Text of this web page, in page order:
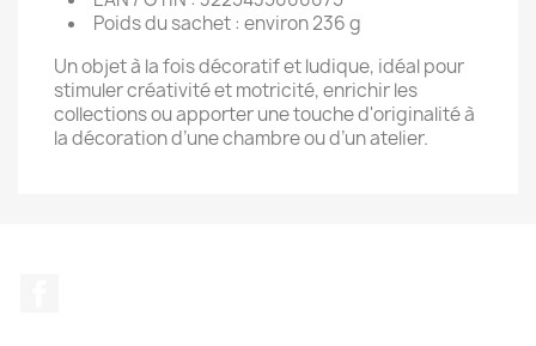
Poids du sachet : environ 236 g
Un objet à la fois décoratif et ludique, idéal pour
stimuler créativité et motricité, enrichir les
collections ou apporter une touche d'originalité à
la décoration d’une chambre ou d’un atelier.